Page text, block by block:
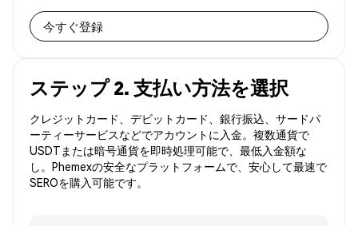
今すぐ登録
ステップ 2. 支払い方法を選択
クレジットカード、デビットカード、銀行振込、サードパ
ーティーサービスなどでアカウントに入金。複数通貨で
USDTまたは暗号通貨を即時処理可能で、最低入金額な
し。Phemexの安全なプラットフォームで、安心して最速で
SEROを購入可能です。